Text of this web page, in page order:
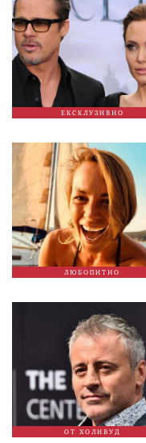
ЕКСКЛУЗИВНО
ЛЮБОПИТНО
ОТ ХОЛИВУД